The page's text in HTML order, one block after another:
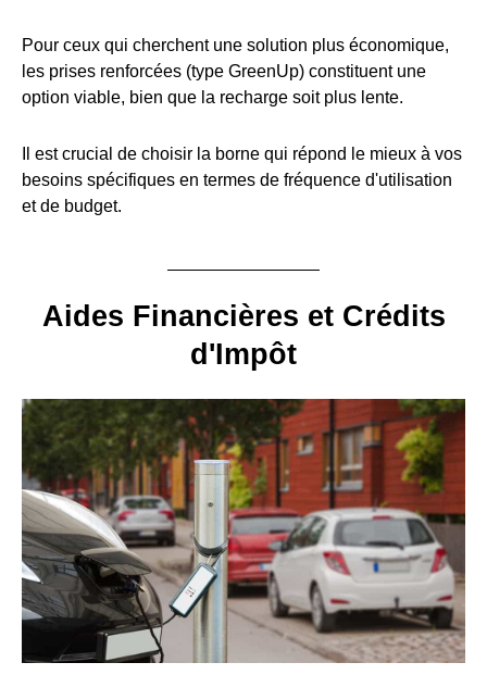
Pour ceux qui cherchent une solution plus économique,
les prises renforcées (type GreenUp) constituent une
option viable, bien que la recharge soit plus lente.
Il est crucial de choisir la borne qui répond le mieux à vos
besoins spécifiques en termes de fréquence d'utilisation
et de budget.
Aides Financières et Crédits
d'Impôt